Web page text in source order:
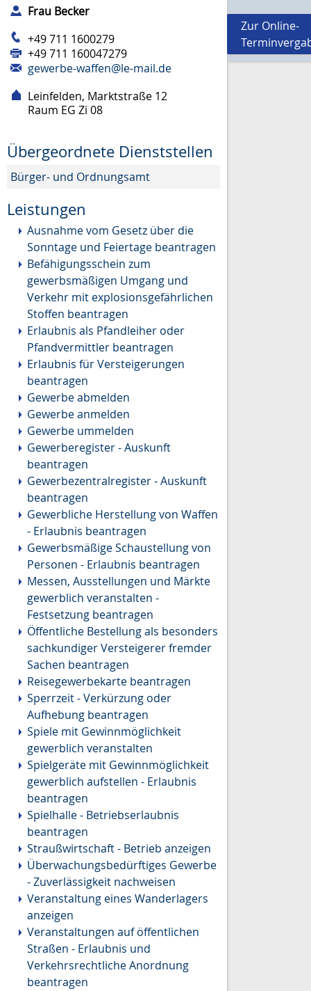
Frau Becker
+49 711 1600279
+49 711 160047279
gewerbe-waffen@le-mail.de
Leinfelden, Marktstraße 12
Raum EG Zi 08
Übergeordnete Dienststellen
Bürger- und Ordnungsamt
Leistungen
Ausnahme vom Gesetz über die
Sonntage und Feiertage beantragen
Befähigungsschein zum
gewerbsmäßigen Umgang und
Verkehr mit explosionsgefährlichen
Stoffen beantragen
Erlaubnis als Pfandleiher oder
Pfandvermittler beantragen
Erlaubnis für Versteigerungen
beantragen
Gewerbe abmelden
Gewerbe anmelden
Gewerbe ummelden
Gewerberegister - Auskunft
beantragen
Gewerbezentralregister - Auskunft
beantragen
Gewerbliche Herstellung von Waffen
- Erlaubnis beantragen
Gewerbsmäßige Schaustellung von
Personen - Erlaubnis beantragen
Messen, Ausstellungen und Märkte
gewerblich veranstalten -
Festsetzung beantragen
Öffentliche Bestellung als besonders
sachkundiger Versteigerer fremder
Sachen beantragen
Reisegewerbekarte beantragen
Sperrzeit - Verkürzung oder
Aufhebung beantragen
Spiele mit Gewinnmöglichkeit
gewerblich veranstalten
Spielgeräte mit Gewinnmöglichkeit
gewerblich aufstellen - Erlaubnis
beantragen
Spielhalle - Betriebserlaubnis
beantragen
Straußwirtschaft - Betrieb anzeigen
Überwachungsbedürftiges Gewerbe
- Zuverlässigkeit nachweisen
Veranstaltung eines Wanderlagers
anzeigen
Veranstaltungen auf öffentlichen
Straßen - Erlaubnis und
Verkehrsrechtliche Anordnung
beantragen
Zur Online-